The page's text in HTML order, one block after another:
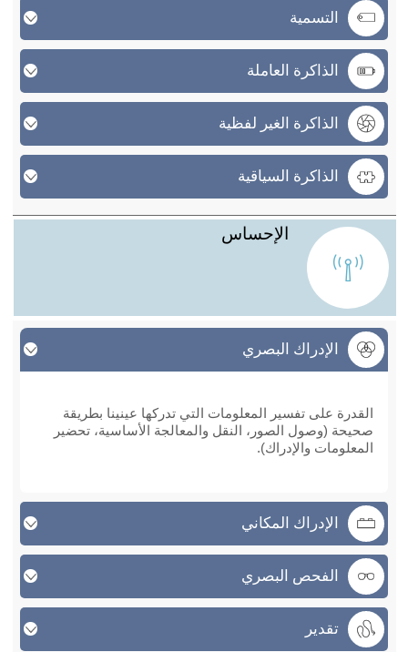
التسمية
الذاكرة العاملة
الذاكرة الغير لفظية
الذاكرة السياقية
الإحساس
الإدراك البصري
القدرة على تفسير المعلومات التي تدركها عينينا بطريقة
صحيحة (وصول الصور، النقل والمعالجة الأساسية، تحضير
المعلومات والإدراك).
الإدراك المكاني
الفحص البصري
تقدير